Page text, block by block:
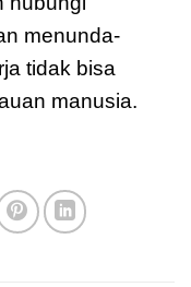
menunda-
tidak bisa
manusia.